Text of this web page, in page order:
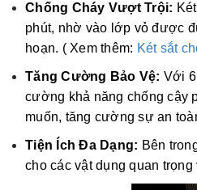
Chống Cháy Vượt Trội:
phút, nhờ vào lớp vỏ được
hoạn. ( Xem thêm: Két sắt
Tăng Cường Bảo Vệ: Với 6
cường khả năng chống cậy
muốn, tăng cường sự an
Tiện Ích Đa Dạng: Bên
cho các vật dụng quan